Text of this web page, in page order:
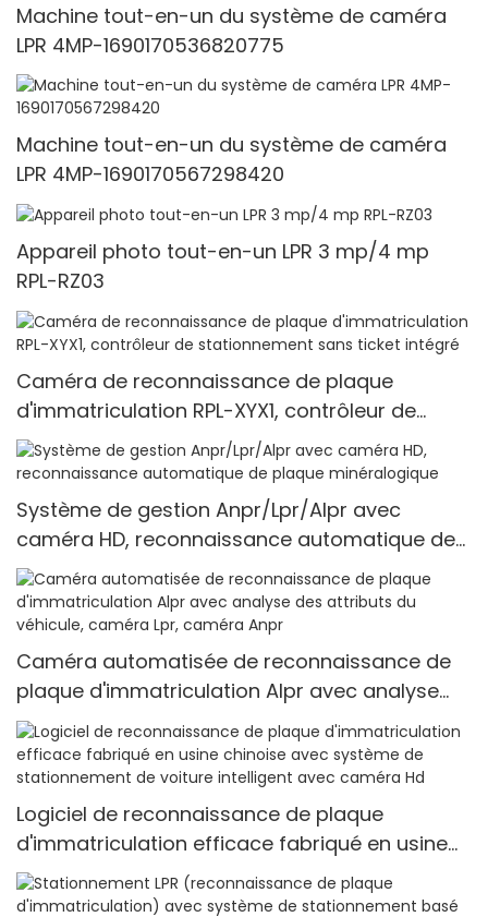
Machine tout-en-un du système de caméra
LPR 4MP-1690170536820775
Machine tout-en-un du système de caméra
LPR 4MP-1690170567298420
Appareil photo tout-en-un LPR 3 mp/4 mp
RPL-RZ03
Caméra de reconnaissance de plaque
d'immatriculation RPL-XYX1, contrôleur de
stationnement sans ticket intégré
Système de gestion Anpr/Lpr/Alpr avec
caméra HD, reconnaissance automatique de
plaque minéralogique
Caméra automatisée de reconnaissance de
plaque d'immatriculation Alpr avec analyse
des attributs du véhicule, caméra Lpr, caméra
Anpr
Logiciel de reconnaissance de plaque
d'immatriculation efficace fabriqué en usine
chinoise avec système de stationnement de
voiture intelligent avec caméra Hd